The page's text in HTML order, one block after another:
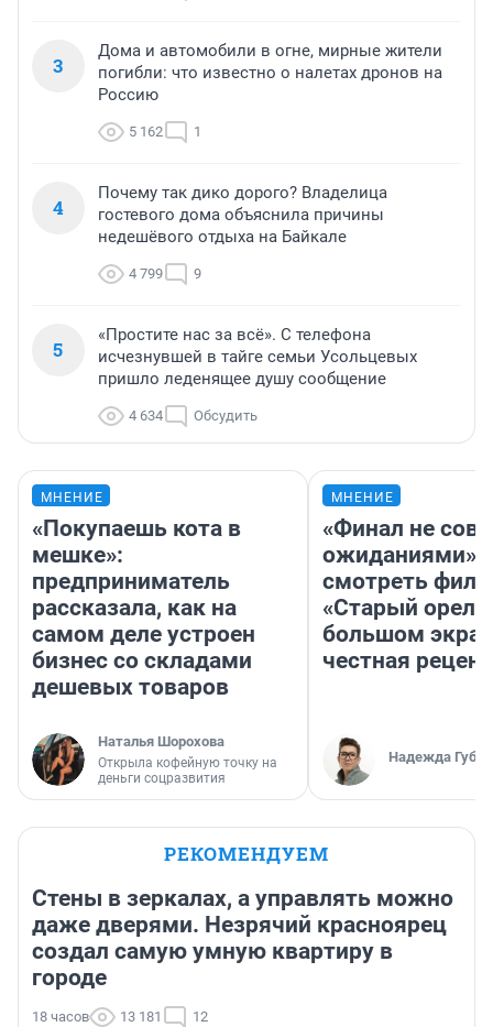
3
Дома и автомобили в огне, мирные жители
погибли: что известно о налетах дронов на
Россию
5 162 1
4
Почему так дико дорого? Владелица
гостевого дома объяснила причины
недешёвого отдыха на Байкале
4 799 9
5
«Простите нас за всё». С телефона
исчезнувшей в тайге семьи Усольцевых
пришло леденящее душу сообщение
4 634 Обсудить
МНЕНИЕ
«Покупаешь кота в
мешке»:
предприниматель
рассказала, как на
самом деле устроен
бизнес со складами
дешевых товаров
Наталья Шорохова
Открыла кофейную точку на
деньги соцразвития
МНЕНИЕ
«Финал не
ожиданиями»:
смотреть
«Старый орел»
большом
честная
Надежда
РЕКОМЕНДУЕМ
Стены в зеркалах, а управлять можно
даже дверями. Незрячий красноярец
создал самую умную квартиру в
городе
18 часов 13 181 12